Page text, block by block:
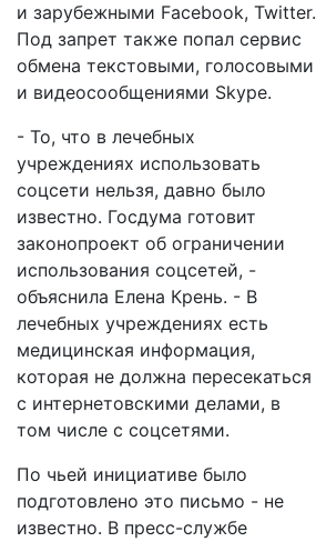
и зарубежными Facebook, Twitter.
Под запрет также попал сервис
обмена текстовыми, голосовыми
и видеосообщениями Skype.
- То, что в лечебных
учреждениях использовать
соцсети нельзя, давно было
известно. Госдума готовит
законопроект об ограничении
использования соцсетей, -
объяснила Елена Крень. - В
лечебных учреждениях есть
медицинская информация,
которая не должна пересекаться
с интернетовскими делами, в
том числе с соцсетями.
По чьей инициативе было
подготовлено это письмо - не
известно. В пресс-службе